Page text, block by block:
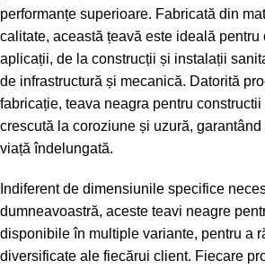
performanțe superioare. Fabricată din
calitate, această țeavă este ideală pentru
aplicații, de la construcții și instalații
de infrastructură și mecanică. Datorită
fabricație, teava neagra pentru
crescută la coroziune și uzură,
viață îndelungată.
Indiferent de dimensiunile specifice
dumneavoastră, aceste teavi neagre
disponibile în multiple variante, pentru a
diversificate ale fiecărui client. Fiecare